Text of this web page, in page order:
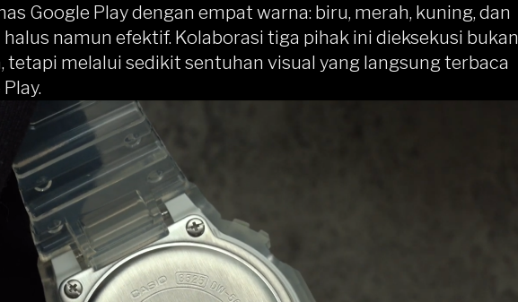
Google Play dengan empat warna: biru, merah, kuning, dan
namun efektif. Kolaborasi tiga pihak ini dieksekusi bukan
tetapi melalui sedikit sentuhan visual yang langsung terbaca